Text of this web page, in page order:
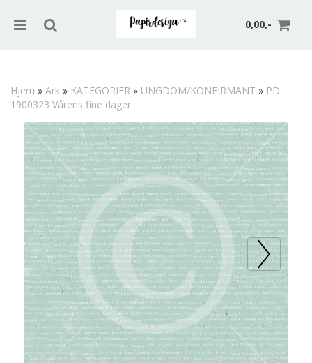
0,00,-
Hjem » Ark » KATEGORIER » UNGDOM/KONFIRMANT » PD
1900323 Vårens fine dager
Prev
Trykk ENTER for å søke